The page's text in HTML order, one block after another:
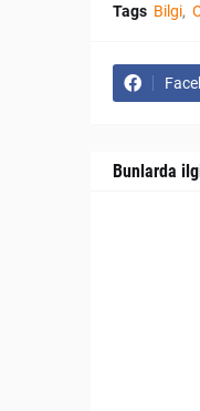
Tags Bilgi
Bunlarda